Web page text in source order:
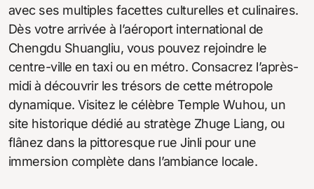
avec ses multiples facettes culturelles et culinaires.
Dès votre arrivée à l’aéroport international de
Chengdu Shuangliu, vous pouvez rejoindre le
centre-ville en taxi ou en métro. Consacrez l’après-
midi à découvrir les trésors de cette métropole
dynamique. Visitez le célèbre Temple Wuhou, un
site historique dédié au stratège Zhuge Liang, ou
flânez dans la pittoresque rue Jinli pour une
immersion complète dans l’ambiance locale.